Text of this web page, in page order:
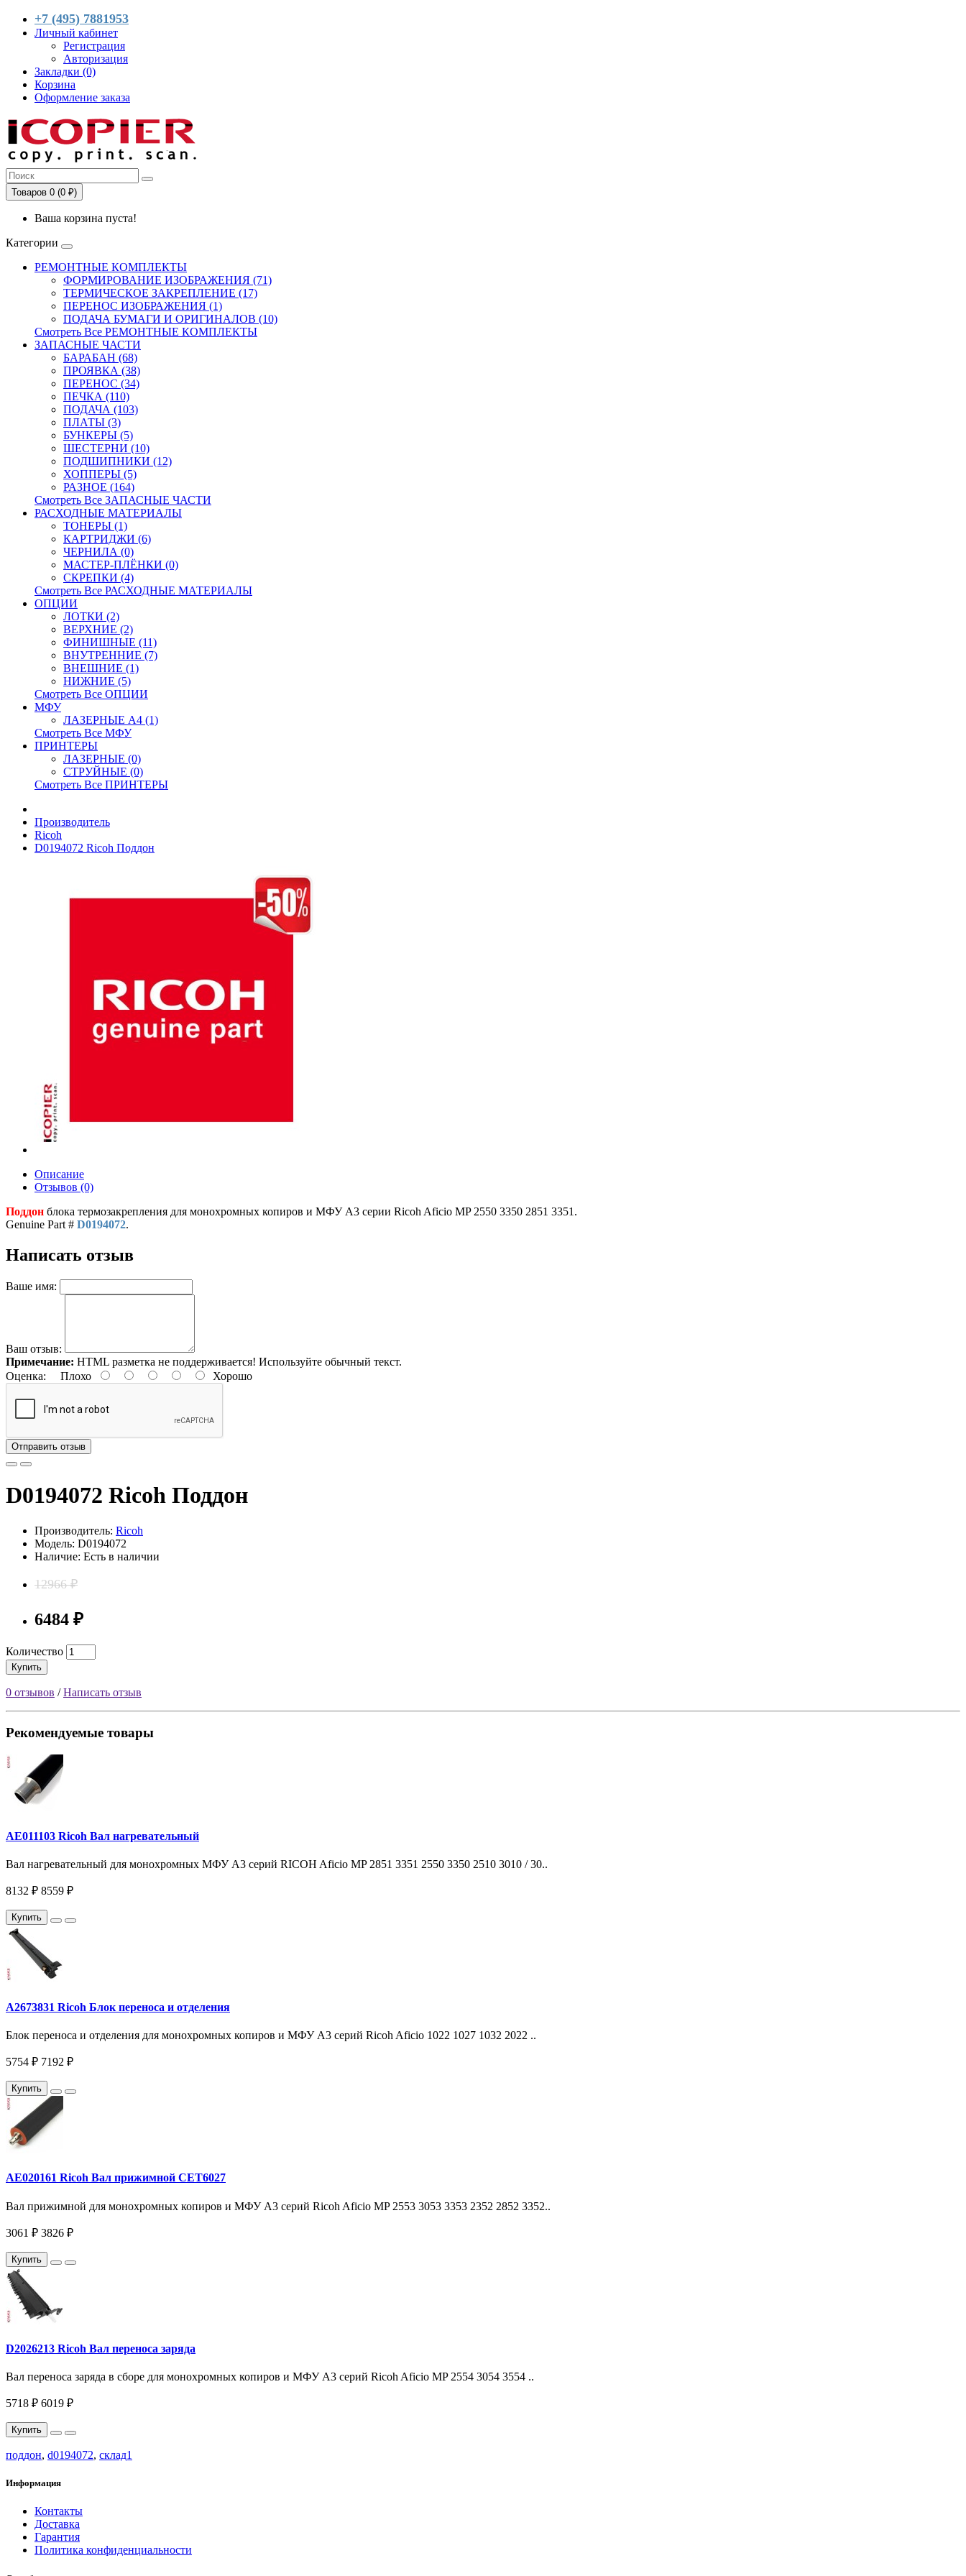
+7 (495) 7881953
Личный кабинет
Регистрация
Авторизация
Закладки (0)
Корзина
Оформление заказа
Товаров 0 (0 ₽)
Ваша корзина пуста!
Категории
РЕМОНТНЫЕ КОМПЛЕКТЫ
ФОРМИРОВАНИЕ ИЗОБРАЖЕНИЯ (71)
ТЕРМИЧЕСКОЕ ЗАКРЕПЛЕНИЕ (17)
ПЕРЕНОС ИЗОБРАЖЕНИЯ (1)
ПОДАЧА БУМАГИ И ОРИГИНАЛОВ (10)
Смотреть Все РЕМОНТНЫЕ КОМПЛЕКТЫ
ЗАПАСНЫЕ ЧАСТИ
БАРАБАН (68)
ПРОЯВКА (38)
ПЕРЕНОС (34)
ПЕЧКА (110)
ПОДАЧА (103)
ПЛАТЫ (3)
БУНКЕРЫ (5)
ШЕСТЕРНИ (10)
ПОДШИПНИКИ (12)
ХОППЕРЫ (5)
РАЗНОЕ (164)
Смотреть Все ЗАПАСНЫЕ ЧАСТИ
РАСХОДНЫЕ МАТЕРИАЛЫ
ТОНЕРЫ (1)
КАРТРИДЖИ (6)
ЧЕРНИЛА (0)
МАСТЕР-ПЛЁНКИ (0)
СКРЕПКИ (4)
Смотреть Все РАСХОДНЫЕ МАТЕРИАЛЫ
ОПЦИИ
ЛОТКИ (2)
ВЕРХНИЕ (2)
ФИНИШНЫЕ (11)
ВНУТРЕННИЕ (7)
ВНЕШНИЕ (1)
НИЖНИЕ (5)
Смотреть Все ОПЦИИ
МФУ
ЛАЗЕРНЫЕ A4 (1)
Смотреть Все МФУ
ПРИНТЕРЫ
ЛАЗЕРНЫЕ (0)
СТРУЙНЫЕ (0)
Смотреть Все ПРИНТЕРЫ
Производитель
Ricoh
D0194072 Ricoh Поддон
Описание
Отзывов (0)
Поддон блока термозакрепления для монохромных копиров и МФУ A3 серии Ricoh Aficio MP 2550 3350 2851 3351.
Genuine Part # D0194072.
Написать отзыв
Ваше имя:
Ваш отзыв:
Примечание: HTML разметка не поддерживается! Используйте обычный текст.
Оценка: Плохо Хорошо
Отправить отзыв
D0194072 Ricoh Поддон
Производитель: Ricoh
Модель: D0194072
Наличие: Есть в наличии
12966 ₽
6484 ₽
Количество
Купить
0 отзывов /Написать отзыв
Рекомендуемые товары
AE011103 Ricoh Вал нагревательный
Вал нагревательный для монохромных МФУ A3 серий RICOH Aficio MP 2851 3351 2550 3350 2510 3010 / 30..
8132 ₽ 8559 ₽
Купить
A2673831 Ricoh Блок переноса и отделения
Блок переноса и отделения для монохромных копиров и МФУ A3 серий Ricoh Aficio 1022 1027 1032 2022 ..
5754 ₽ 7192 ₽
Купить
AE020161 Ricoh Вал прижимной CET6027
Вал прижимной для монохромных копиров и МФУ A3 серий Ricoh Aficio MP 2553 3053 3353 2352 2852 3352..
3061 ₽ 3826 ₽
Купить
D2026213 Ricoh Вал переноса заряда
Вал переноса заряда в сборе для монохромных копиров и МФУ A3 серий Ricoh Aficio MP 2554 3054 3554 ..
5718 ₽ 6019 ₽
Купить
поддон, d0194072, склад1
Информация
Контакты
Доставка
Гарантия
Политика конфиденциальности